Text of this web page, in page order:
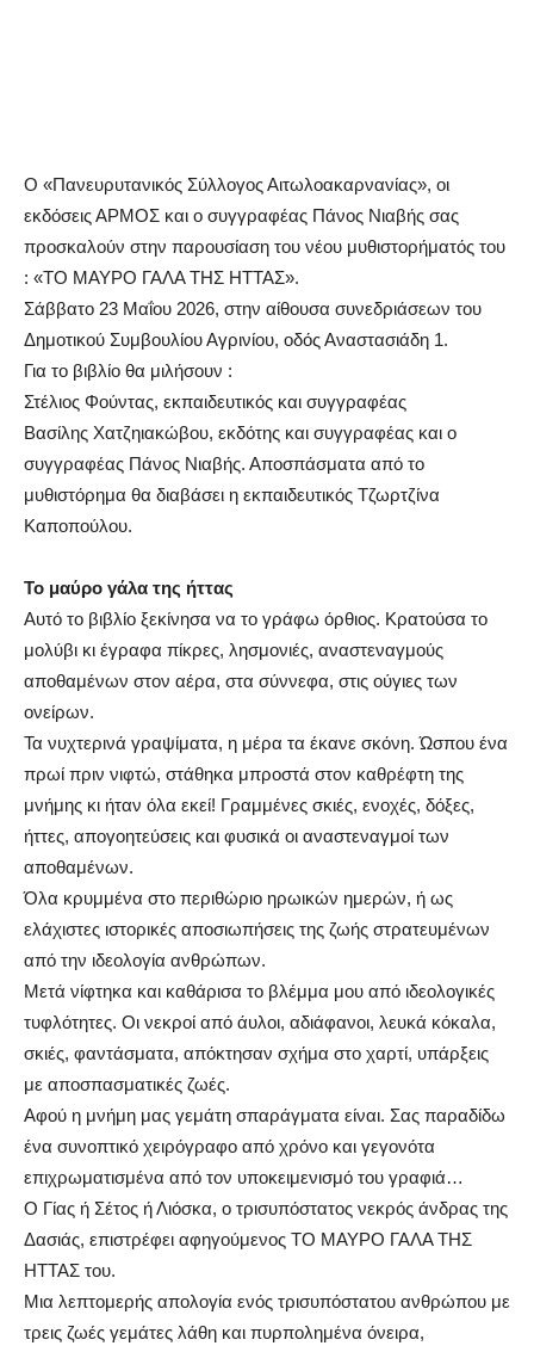
Ο «Πανευρυτανικός Σύλλογος Αιτωλοακαρνανίας», οι
εκδόσεις ΑΡΜΟΣ και ο συγγραφέας Πάνος Νιαβής σας
προσκαλούν στην παρουσίαση του νέου μυθιστορήματός του
: «ΤΟ ΜΑΥΡΟ ΓΑΛΑ ΤΗΣ ΗΤΤΑΣ».
Σάββατο 23 Μαΐου 2026, στην αίθουσα συνεδριάσεων του
Δημοτικού Συμβουλίου Αγρινίου, οδός Αναστασιάδη 1.
Για το βιβλίο θα μιλήσουν :
Στέλιος Φούντας, εκπαιδευτικός και συγγραφέας
Βασίλης Χατζηιακώβου, εκδότης και συγγραφέας και ο
συγγραφέας Πάνος Νιαβής. Αποσπάσματα από το
μυθιστόρημα θα διαβάσει η εκπαιδευτικός Τζωρτζίνα
Καποπούλου.
Το μαύρο γάλα της ήττας
Αυτό το βιβλίο ξεκίνησα να το γράφω όρθιος. Κρατούσα το
μολύβι κι έγραφα πίκρες, λησμονιές, αναστεναγμούς
αποθαμένων στον αέρα, στα σύννεφα, στις ούγιες των
ονείρων.
Τα νυχτερινά γραψίματα, η μέρα τα έκανε σκόνη. Ώσπου ένα
πρωί πριν νιφτώ, στάθηκα μπροστά στον καθρέφτη της
μνήμης κι ήταν όλα εκεί! Γραμμένες σκιές, ενοχές, δόξες,
ήττες, απογοητεύσεις και φυσικά οι αναστεναγμοί των
αποθαμένων.
Όλα κρυμμένα στο περιθώριο ηρωικών ημερών, ή ως
ελάχιστες ιστορικές αποσιωπήσεις της ζωής στρατευμένων
από την ιδεολογία ανθρώπων.
Μετά νίφτηκα και καθάρισα το βλέμμα μου από ιδεολογικές
τυφλότητες. Οι νεκροί από άυλοι, αδιάφανοι, λευκά κόκαλα,
σκιές, φαντάσματα, απόκτησαν σχήμα στο χαρτί, υπάρξεις
με αποσπασματικές ζωές.
Αφού η μνήμη μας γεμάτη σπαράγματα είναι. Σας παραδίδω
ένα συνοπτικό χειρόγραφο από χρόνο και γεγονότα
επιχρωματισμένα από τον υποκειμενισμό του γραφιά…
Ο Γίας ή Σέτος ή Λιόσκα, ο τρισυπόστατος νεκρός άνδρας της
Δασιάς, επιστρέφει αφηγούμενος ΤΟ ΜΑΥΡΟ ΓΑΛΑ ΤΗΣ
ΗΤΤΑΣ του.
Μια λεπτομερής απολογία ενός τρισυπόστατου ανθρώπου με
τρεις ζωές γεμάτες λάθη και πυρπολημένα όνειρα,